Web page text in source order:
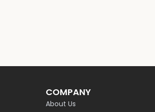
COMPANY
About Us